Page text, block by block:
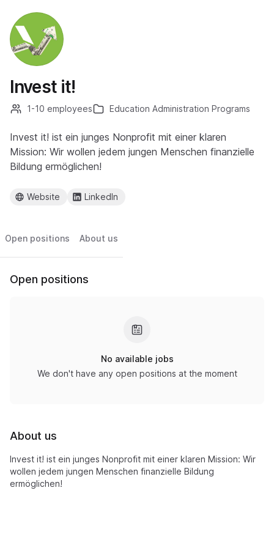
Invest it!
1-10 employees Education Administration Programs
Invest it! ist ein junges Nonprofit mit einer klaren
Mission: Wir wollen jedem jungen Menschen finanzielle
Bildung ermöglichen!
Website LinkedIn
Open positions About us
Open positions
No available jobs
We don't have any open positions at the moment
About us
Invest it! ist ein junges Nonprofit mit einer klaren Mission: Wir
wollen jedem jungen Menschen finanzielle Bildung
ermöglichen!